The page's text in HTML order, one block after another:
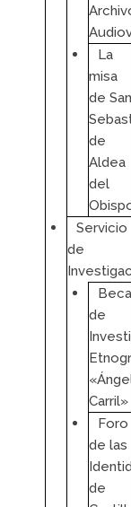
La
misa
de San
de
Aldea
del
Servicio
de
de
Carril»
Foro
de las
de